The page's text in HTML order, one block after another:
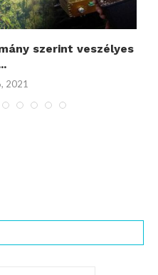
szerint veszélyes
2021